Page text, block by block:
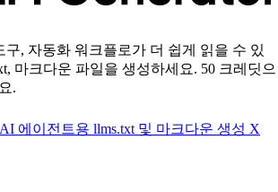
, 자동화 워크플로가 더 쉽게 읽을 수 있
마크다운 파일을 생성하세요. 50 크레딧으
.
에이전트용 llms.txt 및 마크다운 생성 X